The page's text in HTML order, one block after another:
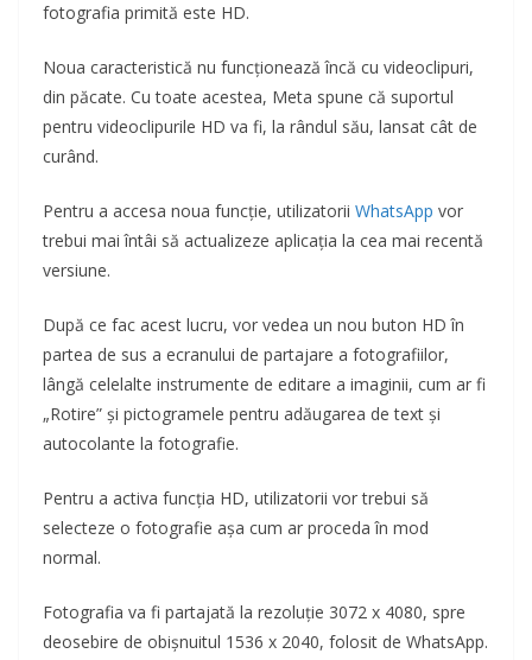
fotografia primită este HD.
Noua caracteristică nu funcționează încă cu videoclipuri,
din păcate. Cu toate acestea, Meta spune că suportul
pentru videoclipurile HD va fi, la rândul său, lansat cât de
curând.
Pentru a accesa noua funcție, utilizatorii WhatsApp vor
trebui mai întâi să actualizeze aplicația la cea mai recentă
versiune.
După ce fac acest lucru, vor vedea un nou buton HD în
partea de sus a ecranului de partajare a fotografiilor,
lângă celelalte instrumente de editare a imaginii, cum ar fi
„Rotire” și pictogramele pentru adăugarea de text și
autocolante la fotografie.
Pentru a activa funcția HD, utilizatorii vor trebui să
selecteze o fotografie așa cum ar proceda în mod
normal.
Fotografia va fi partajată la rezoluție 3072 x 4080, spre
deosebire de obișnuitul 1536 x 2040, folosit de WhatsApp.